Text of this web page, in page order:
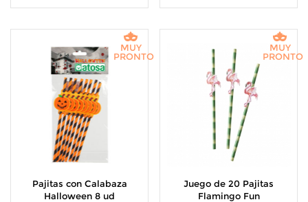
Pajitas con Calabaza
Halloween 8 ud
MUY
PRONTO
Juego de 20 Pajitas
Flamingo Fun
MUY
PRONTO